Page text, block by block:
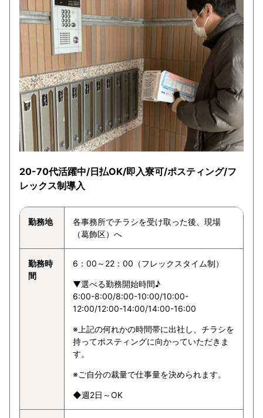
20-70代活躍中/日払OK/即入寮可/ポスティング/フ
レックス制導入
勤務地
各事務所でチラシを受け取った後、現場
（葛飾区）へ
勤務時
間
6：00～22：00（フレックスタイム制）
▼選べる勤務開始時間♪
6:00-8:00/8:00-10:00/10:00-
12:00/12:00-14:00/14:00-16:00
※上記の何れかの時間帯に出社し、チラシを
持ってポスティングに向かっていただきま
す。
※ご自分の裁量で仕事量を決められます。
◆週2日～OK